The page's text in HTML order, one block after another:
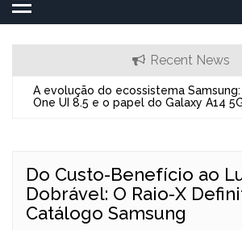
Recent News
A evolução do ecossistema
One UI 8.5 e o papel do Galaxy A14
Do Custo-Benefício ao
Dobrável: O Raio-X
Catálogo Samsung